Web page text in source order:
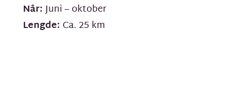
Når:Juni – oktober
Lengde: Ca. 25 km